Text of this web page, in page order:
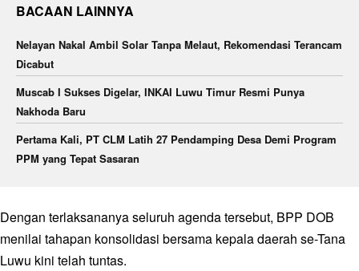
BACAAN LAINNYA
Nelayan Nakal Ambil Solar Tanpa Melaut, Rekomendasi Terancam
Dicabut
Muscab I Sukses Digelar, INKAI Luwu Timur Resmi Punya
Nakhoda Baru
Pertama Kali, PT CLM Latih 27 Pendamping Desa Demi Program
PPM yang Tepat Sasaran
Dengan terlaksananya seluruh agenda tersebut, BPP DOB
menilai tahapan konsolidasi bersama kepala daerah se-Tana
Luwu kini telah tuntas.